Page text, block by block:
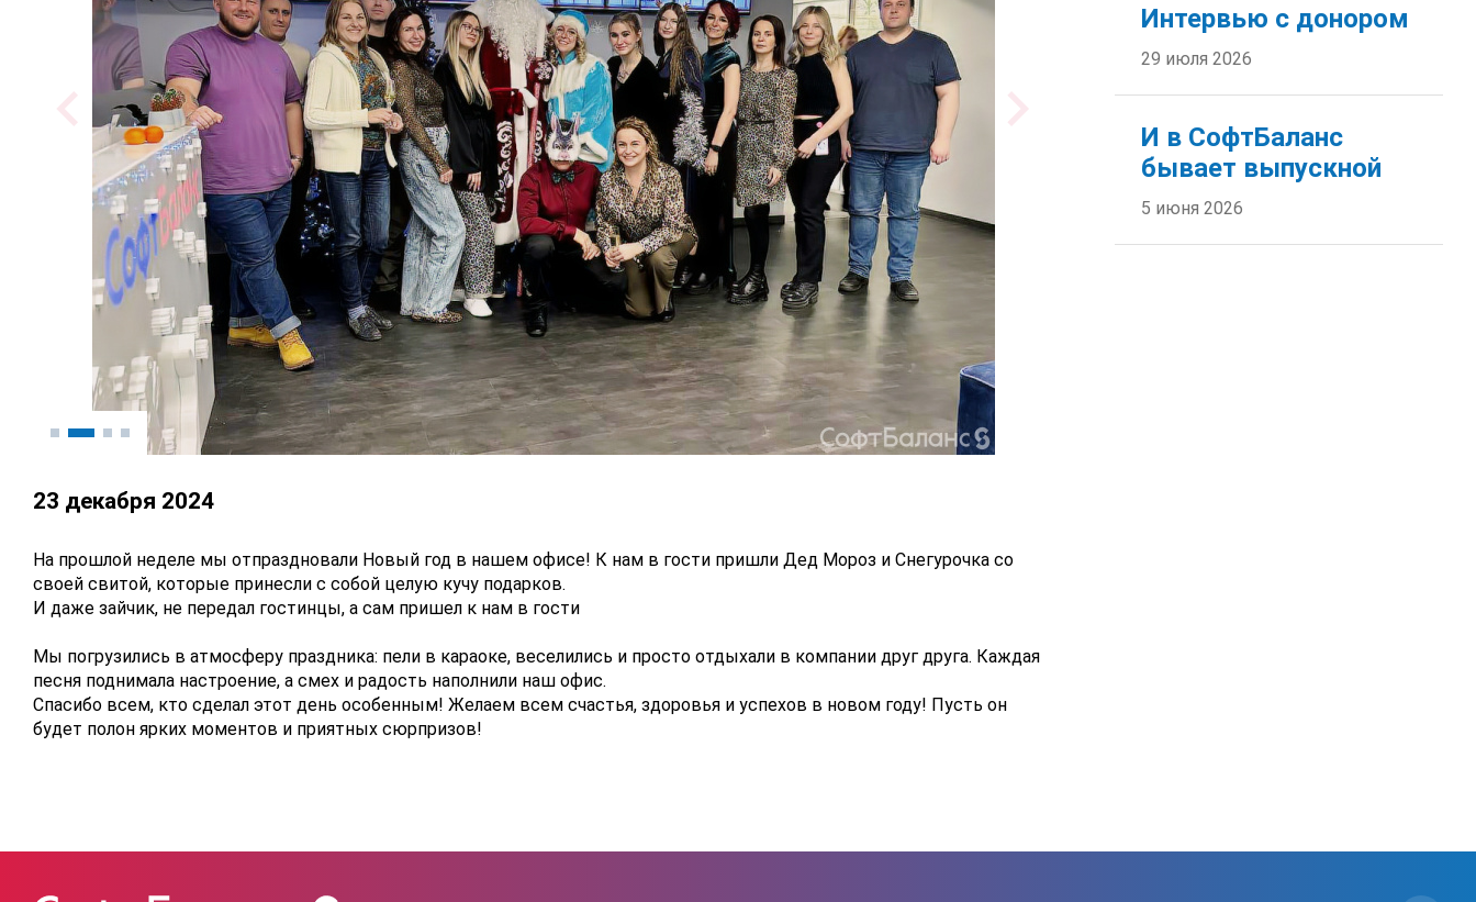
23 декабря 2024
На прошлой неделе мы отпраздновали Новый год в нашем офисе! К нам в гости пришли Дед Мороз и Снегурочка со
своей свитой, которые принесли с собой целую кучу подарков.
И даже зайчик, не передал гостинцы, а сам пришел к нам в гости
Мы погрузились в атмосферу праздника: пели в караоке, веселились и просто отдыхали в компании друг друга. Каждая
песня поднимала настроение, а смех и радость наполнили наш офис.
Спасибо всем, кто сделал этот день особенным! Желаем всем счастья, здоровья и успехов в новом году! Пусть он
будет полон ярких моментов и приятных сюрпризов!
Интервью с донором
29 июля 2026
И в СофтБаланс
бывает выпускной
5 июня 2026